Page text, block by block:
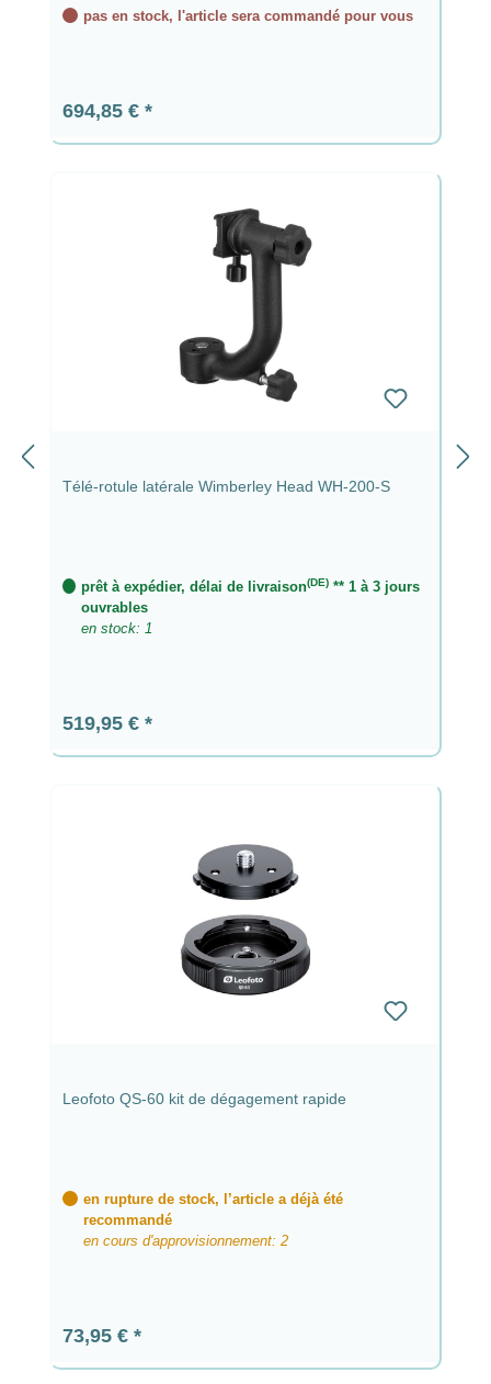
pas en stock, l'article sera commandé pour vous
Prix régulier :
694,85 €
Télé-rotule latérale Wimberley Head WH-200-S
prêt à expédier, délai de livraison(DE)** 1 à 3 jours
ouvrables
en stock: 1
Prix régulier :
519,95 €
Leofoto QS-60 kit de dégagement rapide
en rupture de stock, l’article a déjà été
recommandé
en cours d'approvisionnement: 2
Prix régulier :
73,95 €